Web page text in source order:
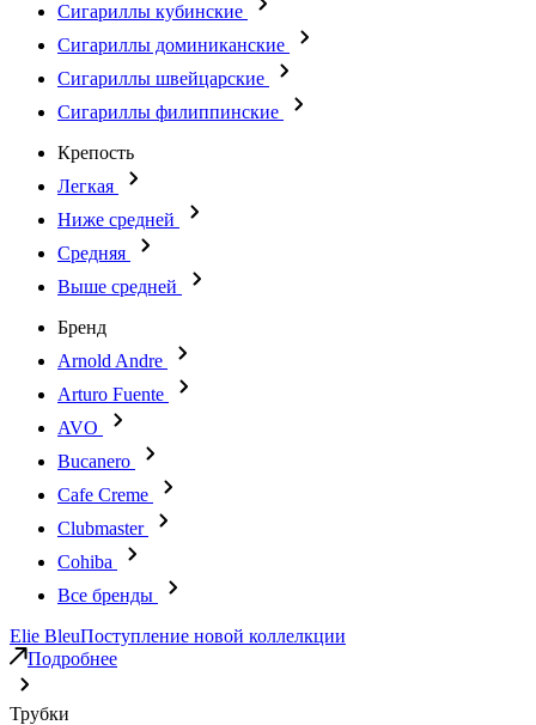
Сигариллы кубинские
Сигариллы доминиканские
Сигариллы швейцарские
Сигариллы филиппинские
Крепость
Легкая
Ниже средней
Средняя
Выше средней
Бренд
Arnold Andre
Arturo Fuente
AVO
Bucanero
Cafe Creme
Clubmaster
Cohiba
Все бренды
Elie BleuПоступление новой коллелкции
Подробнее
Трубки